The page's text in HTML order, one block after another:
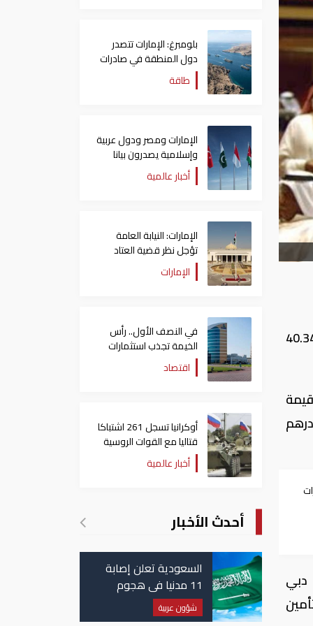
جلسة أول الأسبوع اليوم الأحد، على انخفاض بنسبة 1.47%، خاسرا 40.34
وارتفعت القيمة
بقيمة 114,1 مليون درهم
الامارات دبي
للتأمين
بلومبرغ: الإمارات تتصدر
دول المنطقة في صادرات
النفط عبر مضيق هرمز
طاقة
الإمارات ومصر ودول عربية
وإسلامية يصدرون بيانا
مشتركا بشأن الانتهاكات
الإسرائيلية في غزة
أخبار عالمية
الإمارات: النيابة العامة
تؤجل نظر قضية العتاد
العسكري للسودان
الإمارات
في النصف الأول.. رأس
الخيمة تجذب استثمارات
تتجاوز 771 مليون درهماقتصاد
أوكرانيا تسجل 261 اشتباكا
قتاليا مع القوات الروسية
أخبار عالمية
أحدث الأخبار
السعودية تعلن إصابة
11 مدنيا في هجوم
حوثي على نجران
شؤون عربية